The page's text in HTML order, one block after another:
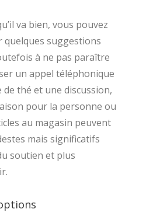
va bien, vous pouvez
suggestions
à ne pas paraître
un appel téléphonique
thé et une discussion,
pour la personne ou
au magasin peuvent
mais significatifs
soutien et plus